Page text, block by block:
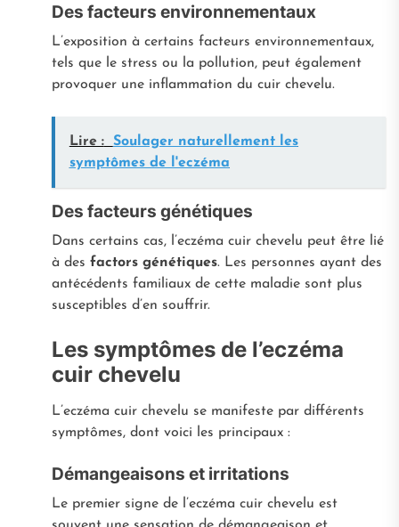
Des facteurs environnementaux
L’exposition à certains facteurs environnementaux,
tels que le stress ou la pollution, peut également
provoquer une inflammation du cuir chevelu.
Lire :
Soulager naturellement les
symptômes de l'eczéma
Des facteurs génétiques
Dans certains cas, l’eczéma cuir chevelu peut être lié
à des factors génétiques. Les personnes ayant des
antécédents familiaux de cette maladie sont plus
susceptibles d’en souffrir.
Les symptômes de l’eczéma
cuir chevelu
L’eczéma cuir chevelu se manifeste par différents
symptômes, dont voici les principaux :
Démangeaisons et irritations
Le premier signe de l’eczéma cuir chevelu est